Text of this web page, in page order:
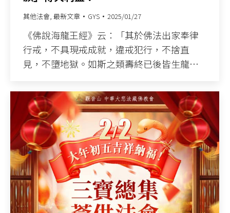
其他法會, 最新文章 GYS 2025/01/27
《佛說海龍王經》云：「其於佛法出家奉律
行戒，不具現戒成就，違戒犯行，不捨直
見，不墮地獄。如斯之類壽終已後皆生龍…